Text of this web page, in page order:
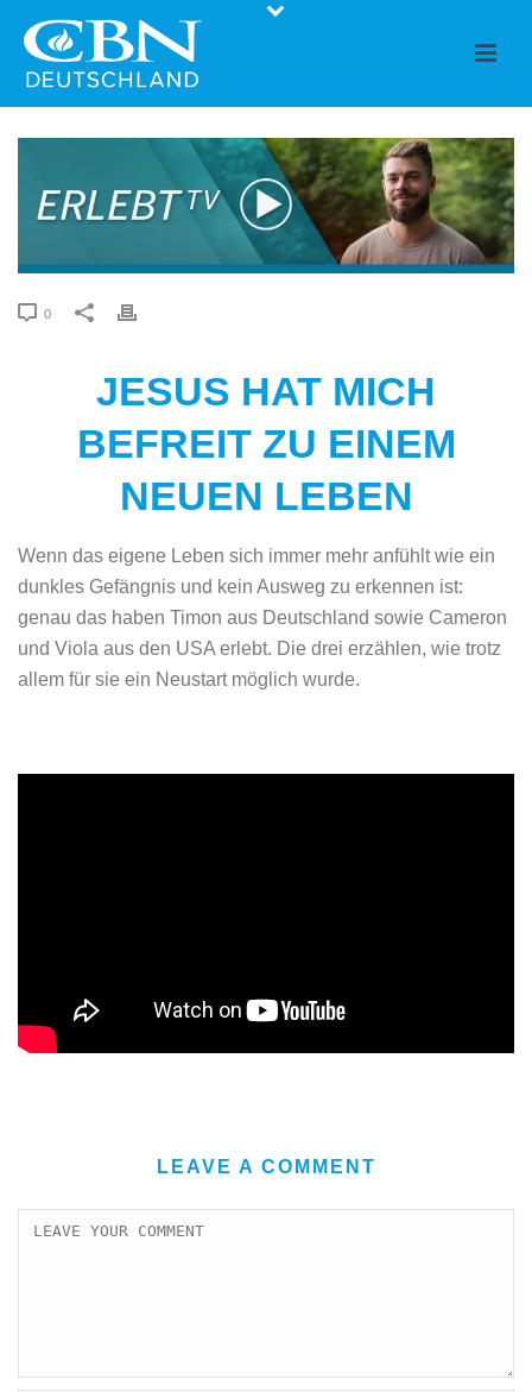
0
JESUS HAT MICH
BEFREIT ZU EINEM
NEUEN LEBEN
Wenn das eigene Leben sich immer mehr anfühlt wie ein
dunkles Gefängnis und kein Ausweg zu erkennen ist:
genau das haben Timon aus Deutschland sowie Cameron
und Viola aus den USA erlebt. Die drei erzählen, wie trotz
allem für sie ein Neustart möglich wurde.
LEAVE A COMMENT